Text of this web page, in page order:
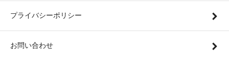
プライバシーポリシー
お問い合わせ